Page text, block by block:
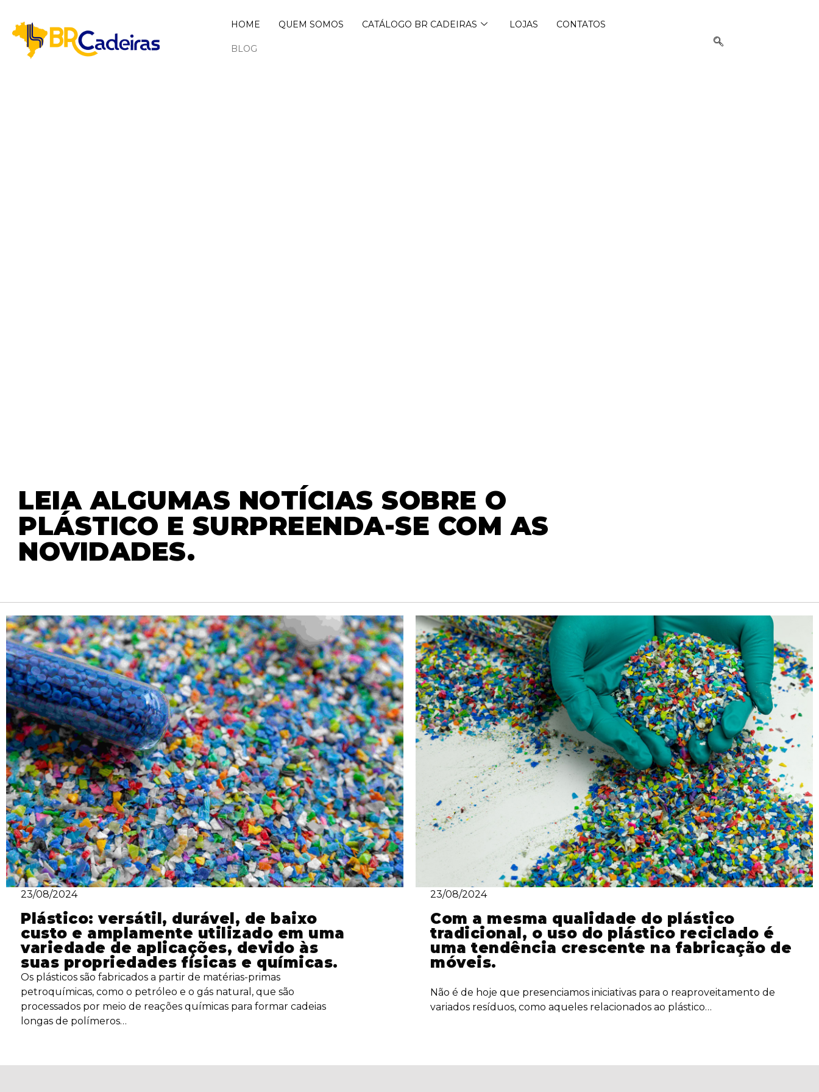
HOME QUEM SOMOS CATÁLOGO BR CADEIRAS LOJAS CONTATOS
BLOG
LEIA ALGUMAS NOTÍCIAS SOBRE O
PLÁSTICO E SURPREENDA-SE COM AS
NOVIDADES.
23/08/2024
Plástico: versátil, durável, de baixo
custo e amplamente utilizado em uma
variedade de aplicações, devido às
suas propriedades físicas e químicas.
Os plásticos são fabricados a partir de matérias-primas
petroquímicas, como o petróleo e o gás natural, que são
processados por meio de reações químicas para formar cadeias
longas de polímeros…
23/08/2024
Com a mesma qualidade do plástico
tradicional, o uso do plástico reciclado é
uma tendência crescente na fabricação de
móveis.
Não é de hoje que presenciamos iniciativas para o reaproveitamento de
variados resíduos, como aqueles relacionados ao plástico…